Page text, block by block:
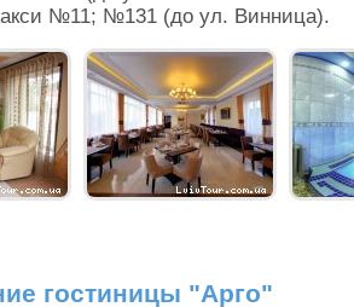
№11; №131 (до ул. Винница).
гостиницы "Арго"